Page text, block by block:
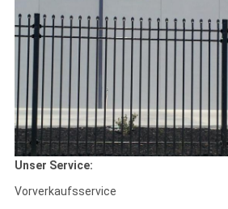
Unser Service:
Vorverkaufsservice